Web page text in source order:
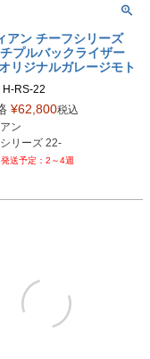
アン チーフシリーズ
プルバックライザー
リジナルガレージモト
H-RS-22
：ブラック
AL：アルミ
：クローム
GD：ゴールド
PL：紫
¥62,800税込
ン
2～4週